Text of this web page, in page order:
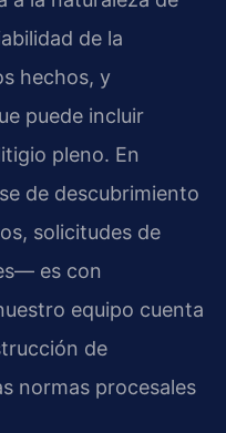
de la
hechos, y
puede incluir
pleno. En
de descubrimiento
solicitudes de
es con
equipo cuenta
de
normas procesales